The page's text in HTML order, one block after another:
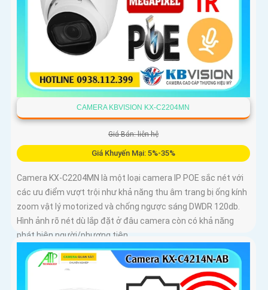
CAMERA KBVISION KX-C2204MN
Giá Bán: liên hệ
Giá Khuyến Mại: 5%-35%
Camera KX-C2204MN là một loại camera IP POE sắc nét với
các ưu điểm vượt trội như khả năng thu âm trang bị ống kính
zoom vật lý motorized và chống ngược sáng DWDR 120db.
Hình ảnh rõ nét dù lắp đặt ở đâu camera còn có khả năng
phát hiện người/phương tiện